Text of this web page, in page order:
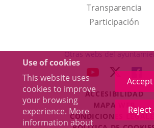
Use of cookies
This website uses
cookies to improve
your browsing
experience. More
information about
will
open
a
up
Transparencia
Participación
Otras webs del
LINK
EXTERNAL
LINK
TO
TO
ACCESIBILIDAD
MAPA WEB
CONDICIONES LEGALES